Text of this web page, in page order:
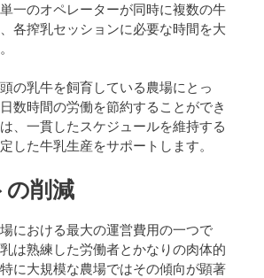
一のオペレーターが同時に複数の牛
各搾乳セッションに必要な時間を大
の乳牛を飼育している農場にとっ
数時間の労働を節約することができ
、一貫したスケジュールを維持する
した牛乳生産をサポートします。
の削減
における最大の運営費用の一つで
は熟練した労働者とかなりの肉体的
に大規模な農場ではその傾向が顕著